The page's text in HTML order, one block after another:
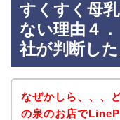
すくすく母
ない理由４
社が判断した
なぜかしら、、、
の泉のお店で